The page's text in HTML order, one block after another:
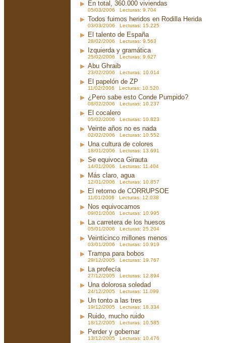
En total, 360.000 viviendas
05/03/2006 Lecturas: 9.704
Todos fuimos heridos en Rodilla Herida
03/03/2006 Lecturas: 15.225
El talento de España
28/02/2006 Lecturas: 9.563
Izquierda y gramática
25/02/2006 Lecturas: 9.627
Abu Ghraib
23/02/2006 Lecturas: 10.014
El papelón de ZP
11/02/2006 Lecturas: 10.520
¿Pero sabe esto Conde Pumpido?
08/02/2006 Lecturas: 10.237
El cocalero
05/02/2006 Lecturas: 10.823
Veinte años no es nada
02/02/2006 Lecturas: 10.552
Una cultura de colores
18/01/2006 Lecturas: 13.691
Se equivoca Girauta
14/01/2006 Lecturas: 11.404
Más claro, agua
12/01/2006 Lecturas: 10.857
El retorno de CORRUPSOE
11/01/2006 Lecturas: 12.038
Nos equivocamos
09/01/2006 Lecturas: 10.995
La carretera de los huesos
05/01/2006 Lecturas: 25.204
Veinticinco millones menos
03/01/2006 Lecturas: 10.919
Trampa para bobos
29/12/2005 Lecturas: 19.767
La profecía
27/12/2005 Lecturas: 12.894
Una dolorosa soledad
24/12/2005 Lecturas: 11.099
Un tonto a las tres
19/12/2005 Lecturas: 18.334
Ruido, mucho ruido
18/12/2005 Lecturas: 10.585
Perder y gobernar
13/12/2005 Lecturas: 10.476